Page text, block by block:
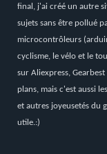
final, j'ai créé un autre
sujets sans être pollué
microcontrôleurs
cyclisme, le vélo et le
sur Aliexpress,
plans, mais c'est aussi
et autres joyeusetés du
utile.:)